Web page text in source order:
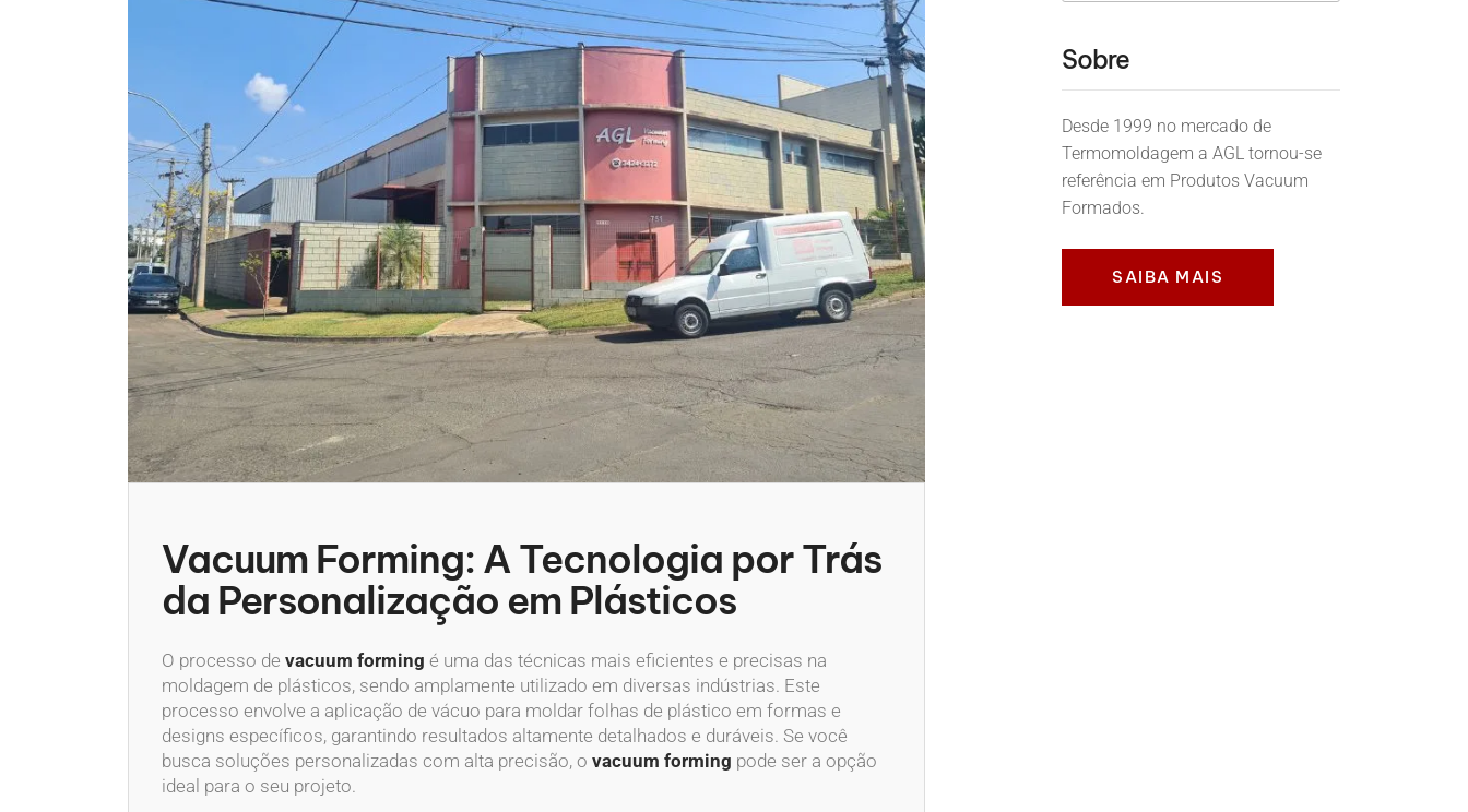
Vacuum Forming: A Tecnologia por Trás
da Personalização em Plásticos
O processo de vacuum forming é uma das técnicas mais eficientes e precisas na
moldagem de plásticos, sendo amplamente utilizado em diversas indústrias. Este
processo envolve a aplicação de vácuo para moldar folhas de plástico em formas e
designs específicos, garantindo resultados altamente detalhados e duráveis. Se você
busca soluções personalizadas com alta precisão, o vacuum forming pode ser a opção
ideal para o seu projeto.
Sobre
Desde 1999 no mercado de
Termomoldagem a AGL tornou-se
referência em Produtos Vacuum
Formados.
SAIBA MAIS